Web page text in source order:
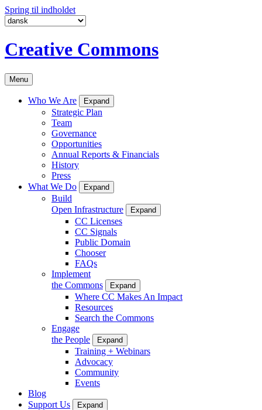
Spring til indholdet
Creative Commons
Menu
Who We Are Expand
Strategic Plan
Team
Governance
Opportunities
Annual Reports & Financials
History
Press
What We Do
Expand
Build
Open Infrastructure
Expand
CC Licenses
CC Signals
Public Domain
Chooser
FAQs
Implement
the Commons
Expand
Where CC Makes An Impact
Resources
Search the Commons
Engage
the People
Expand
Training + Webinars
Advocacy
Community
Events
Blog
Support Us
Expand